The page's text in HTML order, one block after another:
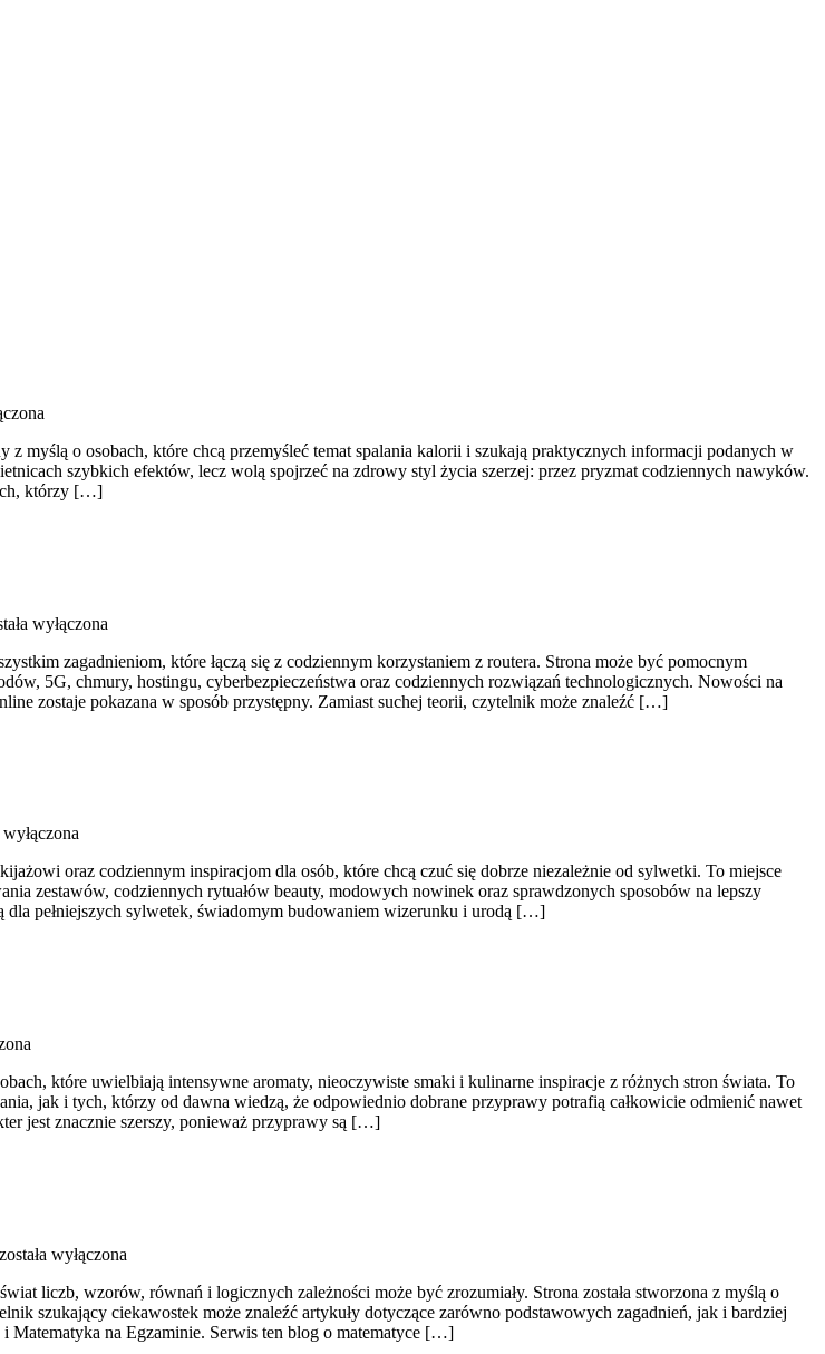
myślą o osobach, które chcą przemyśleć temat spalania kalorii i szukają praktycznych informacji podanych w
szybkich efektów, lecz wolą spojrzeć na zdrowy styl życia szerzej: przez pryzmat codziennych nawyków.
którzy […]
wyłączona
zagadnieniom, które łączą się z codziennym korzystaniem z routera. Strona może być pomocnym
5G, chmury, hostingu, cyberbezpieczeństwa oraz codziennych rozwiązań technologicznych. Nowości na
zostaje pokazana w sposób przystępny. Zamiast suchej teorii, czytelnik może znaleźć […]
wyłączona
oraz codziennym inspiracjom dla osób, które chcą czuć się dobrze niezależnie od sylwetki. To miejsce
zestawów, codziennych rytuałów beauty, modowych nowinek oraz sprawdzonych sposobów na lepszy
dla pełniejszych sylwetek, świadomym budowaniem wizerunku i urodą […]
które uwielbiają intensywne aromaty, nieoczywiste smaki i kulinarne inspiracje z różnych stron świata. To
jak i tych, którzy od dawna wiedzą, że odpowiednio dobrane przyprawy potrafią całkowicie odmienić nawet
jest znacznie szerszy, ponieważ przyprawy są […]
została wyłączona
liczb, wzorów, równań i logicznych zależności może być zrozumiały. Strona została stworzona z myślą o
szukający ciekawostek może znaleźć artykuły dotyczące zarówno podstawowych zagadnień, jak i bardziej
Matematyka na Egzaminie. Serwis ten blog o matematyce […]